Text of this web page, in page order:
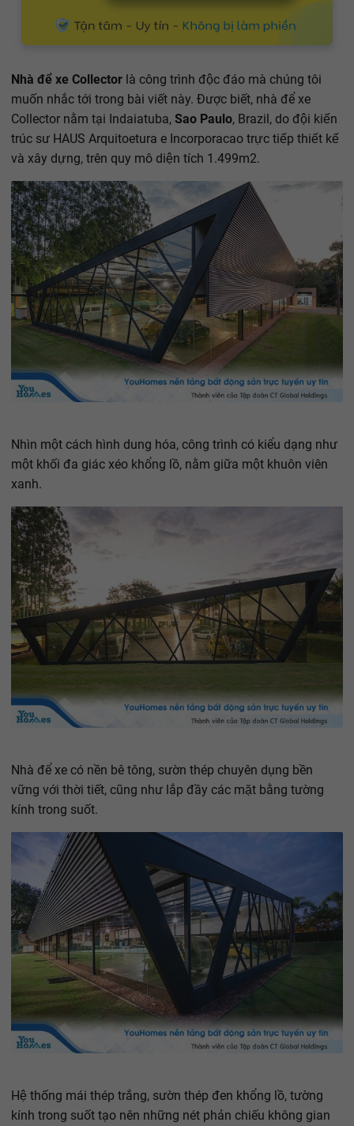
Nhà để xe Collector là công trình độc đáo mà chúng tôi
muốn nhắc tới trong bài viết này. Được biết, nhà để xe
Collector nằm tại Indaiatuba, Sao Paulo, Brazil, do đội kiến
trúc sư HAUS Arquitoetura e Incorporacao trực tiếp thiết kế
và xây dựng, trên quy mô diện tích 1.499m2.
Nhìn một cách hình dung hóa, công trình có kiểu dạng như
một khối đa giác xéo khổng lồ, nằm giữa một khuôn viên
xanh.
Nhà để xe có nền bê tông, sườn thép chuyên dụng bền
vững với thời tiết, cũng như lắp đầy các mặt bằng tường
kính trong suốt.
Hệ thống mái thép trắng, sườn thép đen khổng lồ, tường
kính trong suốt tạo nên những nét phản chiếu không gian